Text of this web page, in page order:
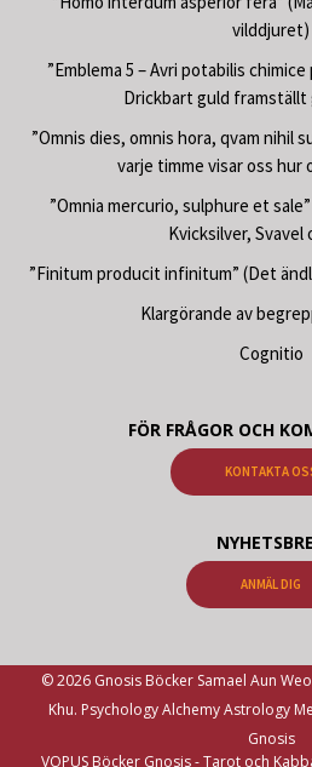
vilddjuret)
”Emblema 5 – Avri potabilis
Drickbart guld framställt
”Omnis dies, omnis hora, qvam nihil
varje timme visar oss hur
”Omnia mercurio, sulphure et
Kvicksilver, Svavel
”Finitum producit infinitum” (Det
Klargörande av
Cognitio
FÖR FRÅGOR OCH
KONTAKTA
ANMÄL DIG
© 2026 Gnosis Böcker Samael Aun
Khu. Psychology Alchemy Astrology
Gnosis
VOPUS Böcker Gnosis -Tarot och